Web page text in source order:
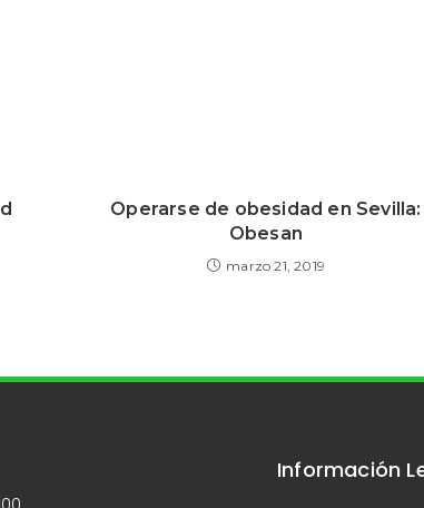
Operarse de obesidad en Sevilla:
Obesan
marzo 21, 2019
Información